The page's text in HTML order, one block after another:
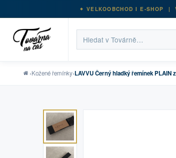
VELKOOBCHOD I E-SHOP |
›Kožené řemínky›LAVVU Černý hladký řemínek PLAIN